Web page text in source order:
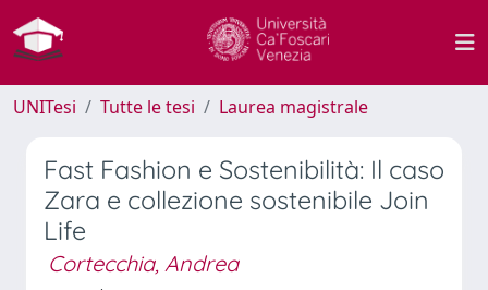
UNITesi Tutte le tesi Laurea magistrale
Fast Fashion e Sostenibilità: Il caso
Zara e collezione sostenibile Join
Life
Cortecchia, Andrea